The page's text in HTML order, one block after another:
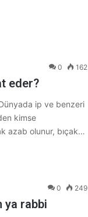
0 162
eder?
ip ve benzeri
kimse
azab olunur, bıçak…
0 249
ya rabbi